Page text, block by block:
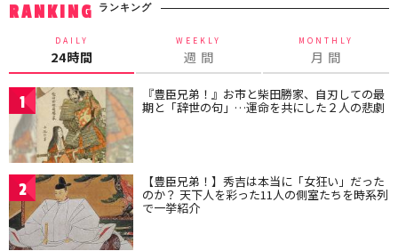
RANKING ランキング
DAILY
24時間
WEEKLY
週 間
MONTHLY
月 間
1 『豊臣兄弟！』お市と柴田勝家、自刃しての最
期と「辞世の句」…運命を共にした２人の悲劇
2 【豊臣兄弟！】秀吉は本当に「女狂い」だった
のか？ 天下人を彩った11人の側室たちを時系列
で一挙紹介